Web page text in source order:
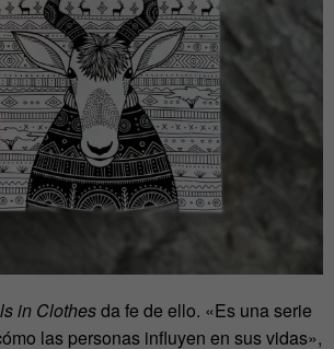
in Clothesda fe de ello. «Es una serie
las personas influyen en sus vidas»,